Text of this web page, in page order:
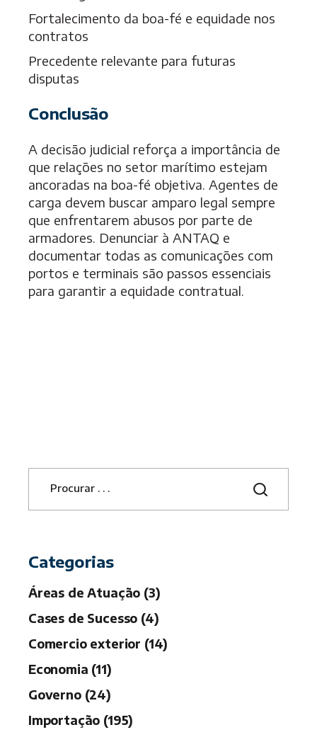
Fortalecimento da boa-fé e equidade nos
contratos
Precedente relevante para futuras
disputas
Conclusão
A decisão judicial reforça a importância de
que relações no setor marítimo estejam
ancoradas na boa-fé objetiva. Agentes de
carga devem buscar amparo legal sempre
que enfrentarem abusos por parte de
armadores. Denunciar à ANTAQ e
documentar todas as comunicações com
portos e terminais são passos essenciais
para garantir a equidade contratual.
S
Categorias
Áreas de Atuação (3)
Cases de Sucesso (4)
Comercio exterior (14)
Economia (11)
Governo (24)
Importação (195)